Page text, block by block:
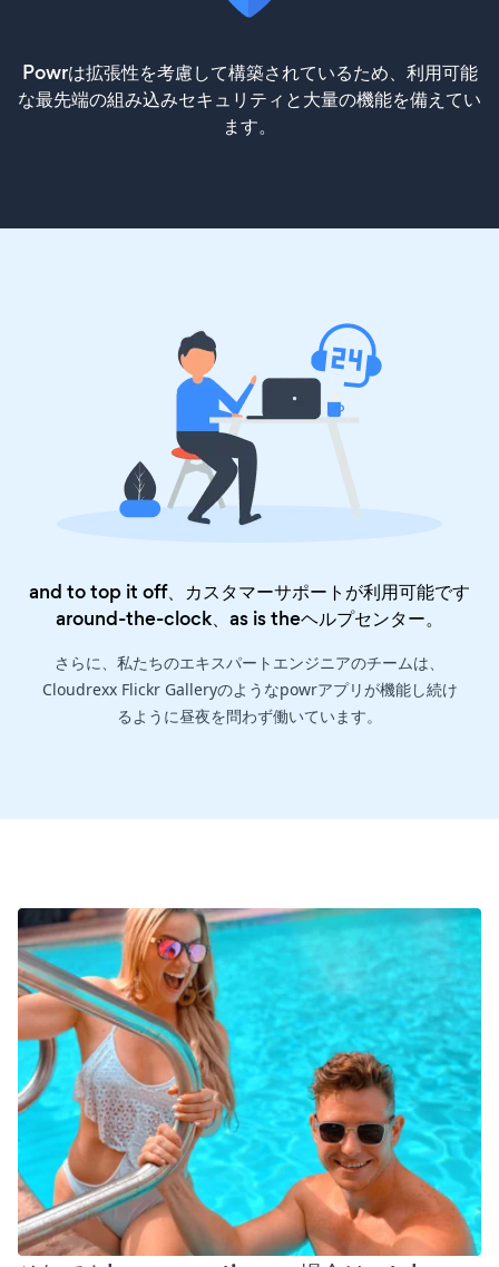
Powrは拡張性を考慮して構築されているため、利用可能
な最先端の組み込みセキュリティと大量の機能を備えてい
ます。
and to top it off、カスタマーサポートが利用可能です
around-the-clock、as is theヘルプセンター。
さらに、私たちのエキスパートエンジニアのチームは、
Cloudrexx Flickr Galleryのようなpowrアプリが機能し続け
るように昼夜を問わず働いています。